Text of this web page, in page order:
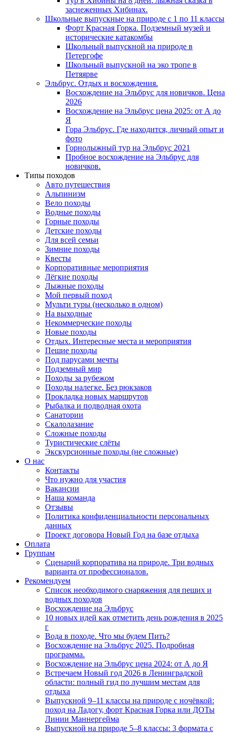
заснеженных Хибинах.
Школьные выпускные на природе с 1 по 11 классы
Форт Красная Горка. Подземный музей и
исторические катакомбы
Школьный выпускной на природе в
Петергофе
Школьный выпускной на эко тропе в
Петяярве
Эльбрус. Отдых и восхождения.
Восхождение на Эльбрус для новичков. Цена
2026
Восхождение на Эльбрус цена 2025: от А до
Я
Гора Эльбрус. Где находится, личный опыт и
фото
Горнолыжный тур на Эльбрус 2021
Пробное восхождение на Эльбрус для
новичков.
Типы походов
Авто путешествия
Альпинизм
Вело походы
Водные походы
Горные походы
Детские походы
Для всей семьи
Зимние походы
Квесты
Корпоративные мероприятия
Лёгкие походы
Лыжные походы
Мой первый поход
Мульти туры (несколько в одном)
На выходные
Некоммерческие походы
Новые походы
Отдых. Интересные места и мероприятия
Пешие походы
Под парусами мечты
Подземный мир
Походы за рубежом
Походы налегке. Без рюкзаков
Прокладка новых маршрутов
Рыбалка и подводная охота
Санатории
Скалолазание
Сложные походы
Туристические слёты
Экскурсионные походы (не сложные)
О нас
Контакты
Что нужно для участия
Вакансии
Наша команда
Отзывы
Политика конфиденциальности персональных
данных
Проект договора Новый Год на базе отдыха
Оплата
Группам
Сценарий корпоратива на природе. Три водных
варианта от профессионалов.
Рекомендуем
Список необходимого снаряжения для пеших и
водных походов
Восхождение на Эльбрус
10 новых идей как отметить день рождения в 2025
г
Вода в походе. Что мы будем Пить?
Восхождение на Эльбрус 2025. Подробная
программа.
Восхождение на Эльбрус цена 2024: от А до Я
Встречаем Новый год 2026 в Ленинградской
области: полный гид по лучшим местам для
отдыха
Выпускной 9–11 классы на природе с ночёвкой:
поход на Ладогу, форт Красная Горка или ДОТы
Линии Маннергейма
Выпускной на природе 5–8 классы: 3 формата с